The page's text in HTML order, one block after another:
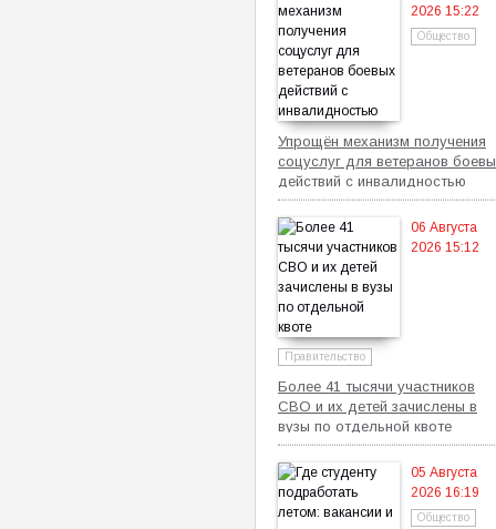
2026 15:22
Общество
Упрощён механизм получения
соцуслуг для ветеранов
действий с инвалидностью
06 Августа
2026 15:12
Правительство
Более 41 тысячи участников
СВО и их детей зачислены в
вузы по отдельной квоте
05 Августа
2026 16:19
Общество